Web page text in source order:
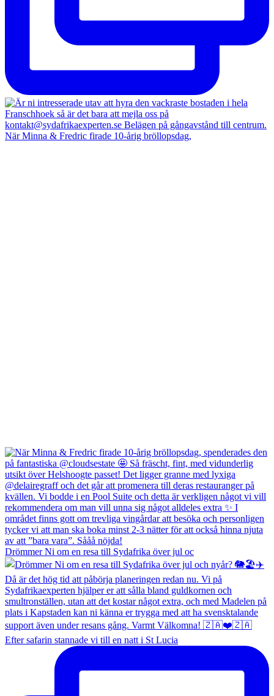
När Minna & Fredric firade 10-årig bröllopsdag,
Drömmer Ni om en resa till Sydafrika över jul oc
Efter safarin stannade vi till en natt i St Lucia